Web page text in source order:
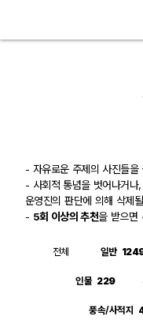
추천 갤러리
- 자유로운 주제의 사진들을
- 사회적 통념을 벗어나거
운영진의 판단에 의해 삭제
- 5회 이상의 추천을 받으면
전체 일반
인물 229
풍속/사적지